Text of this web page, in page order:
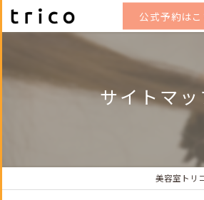
公式予約はこ
サイトマッ
美容室トリ